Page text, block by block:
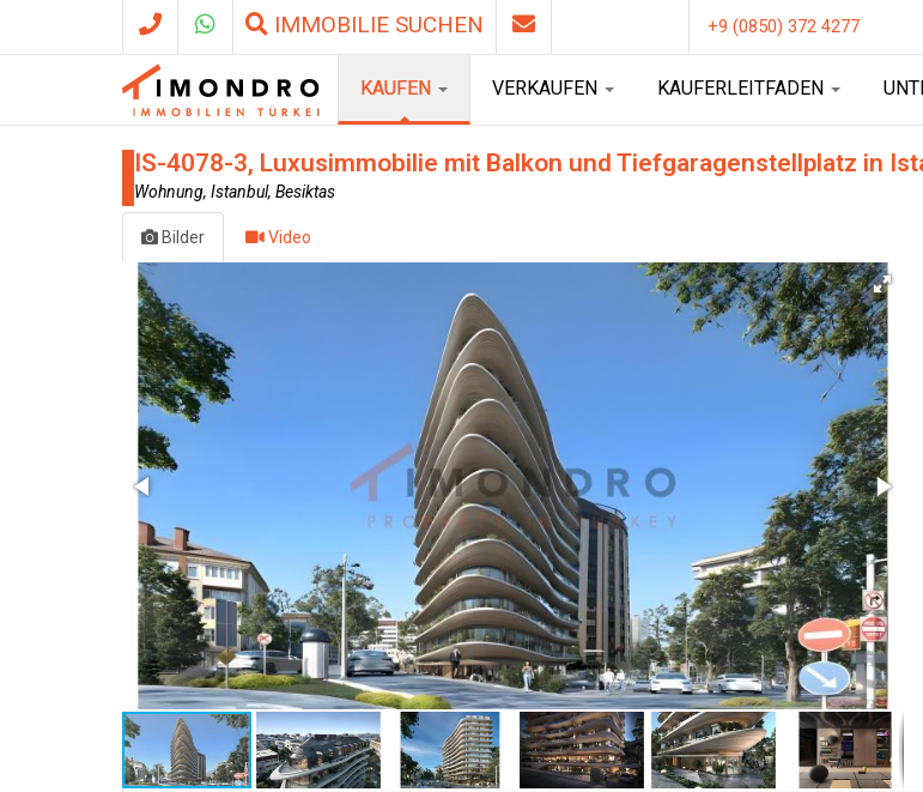
IMMOBILIE SUCHEN +9 (0850) 372 4277
KAUFEN VERKAUFEN KAUFERLEITFADEN
IS-4078-3, Luxusimmobilie mit Balkon und Tiefgaragenstellplatz in
Wohnung, Istanbul, Besiktas
Bilder Video